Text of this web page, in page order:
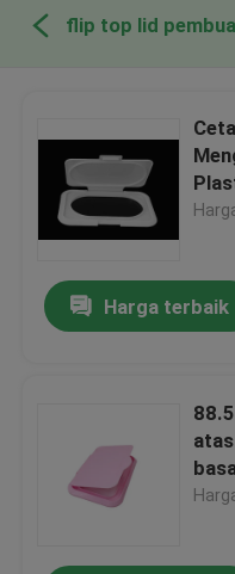
flip top lid
Harga terbaik